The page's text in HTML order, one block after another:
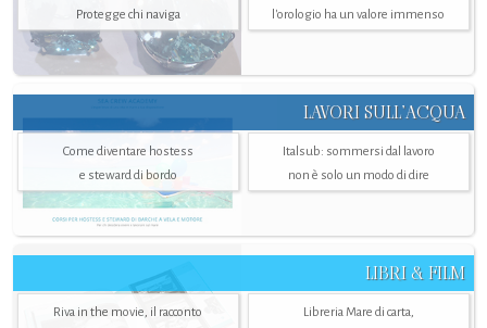
Protegge chi naviga
l'orologio ha un valore immenso
LAVORI SULL’ACQUA
Come diventare hostess
e steward di bordo
Italsub: sommersi dal lavoro
non è solo un modo di dire
LIBRI & FILM
Riva in the movie, il racconto
Libreria Mare di carta,